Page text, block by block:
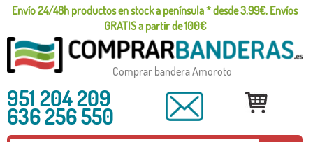
Envío 24/48h productos en stock a península * desde 3,99€, Envíos
GRATIS a partir de 100€
Comprar bandera Amoroto
951 204 209
636 256 550